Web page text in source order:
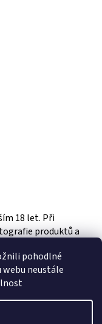
pohodlné
neustále
18 let. Při
produktů a